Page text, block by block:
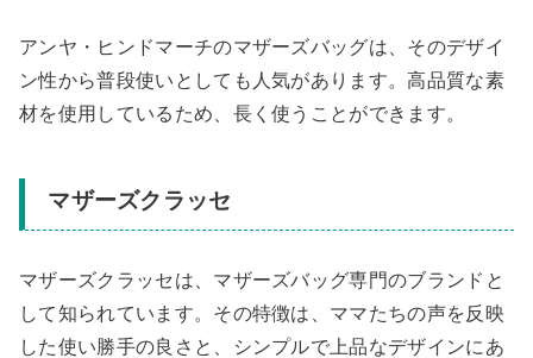
アンヤ・ヒンドマーチのマザーズバッグは、そのデザイ
ン性から普段使いとしても人気があります。高品質な素
材を使用しているため、長く使うことができます。
マザーズクラッセ
マザーズクラッセは、マザーズバッグ専門のブランドと
して知られています。その特徴は、ママたちの声を反映
した使い勝手の良さと、シンプルで上品なデザインにあ